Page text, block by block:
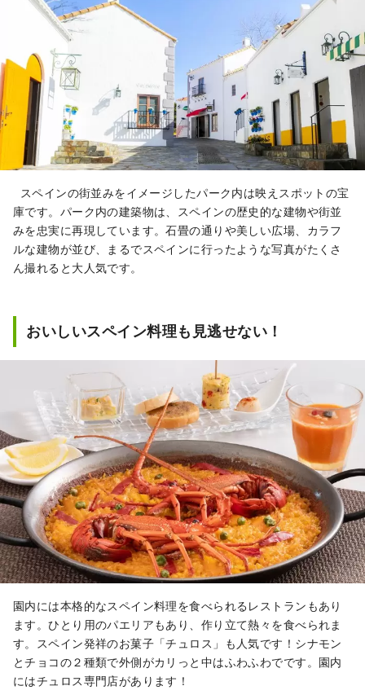
スペインの街並みをイメージしたパーク内は映えスポットの宝
庫です。パーク内の建築物は、スペインの歴史的な建物や街並
みを忠実に再現しています。石畳の通りや美しい広場、カラフ
ルな建物が並び、まるでスペインに行ったような写真がたくさ
ん撮れると大人気です。
おいしいスペイン料理も見逃せない！
園内には本格的なスペイン料理を食べられるレストランもあり
ます。ひとり用のパエリアもあり、作り立て熱々を食べられま
す。スペイン発祥のお菓子「チュロス」も人気です！シナモン
とチョコの２種類で外側がカリっと中はふわふわでです。園内
にはチュロス専門店があります！